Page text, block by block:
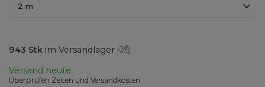
2 m
943 Stk im Versandlager
Versand heute
Überprüfen Zeiten und Versandkosten